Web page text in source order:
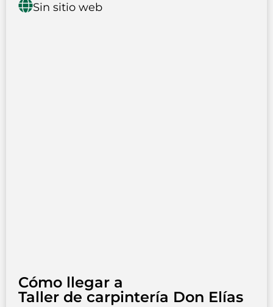
Sin sitio web
Cómo llegar a
Taller de carpintería Don Elías